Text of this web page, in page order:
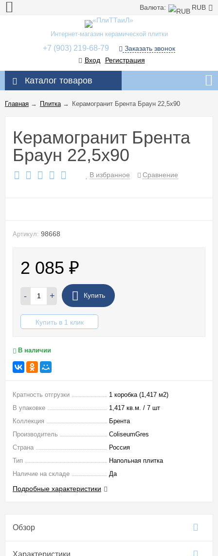
Валюта: RUB
Интернет-магазин керамической плитки
+7 (903) 219-68-79
Заказать звонок
Вход
Регистрация
Каталог товаров
Главная → Плитка→ Керамогранит Брента Браун 22,5x90
Керамогранит Брента
Браун 22,5x90
В избранное Сравнение
Артикул: 98668
2 085 ₽
- + Купить
Купить в 1 клик
В наличии
Кратность отгрузки
1 коробка (1,417 м2)
В упаковке
1,417 кв.м. / 7 шт
Коллекция
Брента
Производитель
ColiseumGres
Страна
Россия
Тип
Напольная плитка
Наличие на складе
Да
Подробные характеристики
Обзор